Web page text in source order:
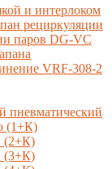
и интерлоком
рециркуляции
паров DG-VC
VRF-308-2
пневматический
(1+К)
(2+К)
(3+К)